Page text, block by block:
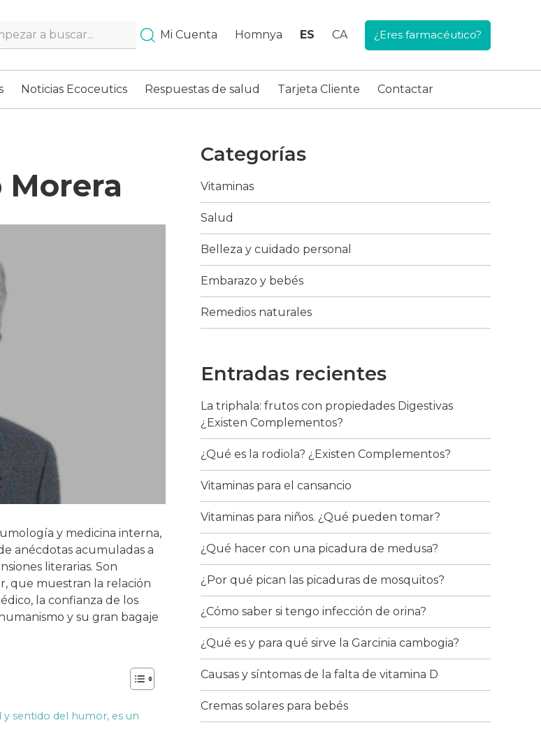
Mi Cuenta Homnya ¿Eres farmacéutico?
ES CA
Noticias Ecoceutics Respuestas de salud Tarjeta Cliente Contactar
Morera
y medicina interna,
anécdotas acumuladas a
literarias. Son
que muestran la relación
la confianza de los
y su gran bagaje
y sentido del humor, es un
Categorías
Vitaminas
Salud
Belleza y cuidado personal
Embarazo y bebés
Remedios naturales
Entradas recientes
La triphala: frutos con propiedades Digestivas
¿Existen Complementos?
¿Qué es la rodiola? ¿Existen Complementos?
Vitaminas para el cansancio
Vitaminas para niños. ¿Qué pueden tomar?
¿Qué hacer con una picadura de medusa?
¿Por qué pican las picaduras de mosquitos?
¿Cómo saber si tengo infección de orina?
¿Qué es y para qué sirve la Garcinia cambogia?
Causas y síntomas de la falta de vitamina D
Cremas solares para bebés